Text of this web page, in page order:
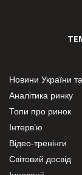
Новини України
Аналітика ринку
Топи про ринок
Інтерв’ю
Відео-тренінги
Світовий досвід